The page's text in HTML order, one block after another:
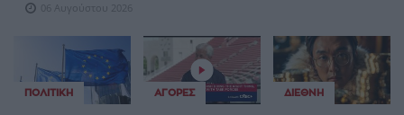
06 Αυγούστου 2026
ΠΟΛΙΤΙΚΉ ΑΓΟΡΈΣ ΔΙΕΘΝΉ